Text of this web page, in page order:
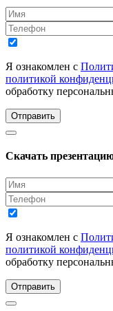
Я ознакомлен с
политикой
обработку
Отправить
Скачать
Я ознакомлен с
политикой
обработку
Отправить